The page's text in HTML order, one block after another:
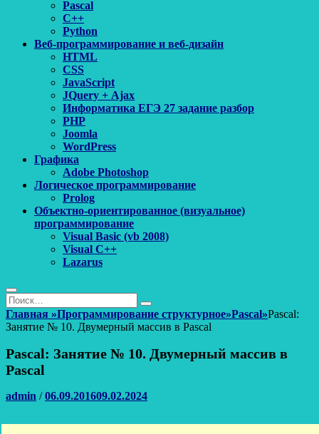
Pascal
С++
Python
Веб-программирование и веб-дизайн
HTML
CSS
JavaScript
JQuery + Ajax
Информатика ЕГЭ 27 задание разбор
PHP
Joomla
WordPress
Графика
Adobe Photoshop
Логическое программирование
Prolog
Объектно-ориентированное (визуальное)
программирование
Visual Basic (vb 2008)
Visual C++
Lazarus
Поиск
Найти:
Поиск
Главная »Программирование структурное»Pascal»Pascal:
Занятие № 10. Двумерный массив в Pascal
Pascal: Занятие № 10. Двумерный массив в
Pascal
Автор
admin /Опубликовано
06.09.201609.02.2024